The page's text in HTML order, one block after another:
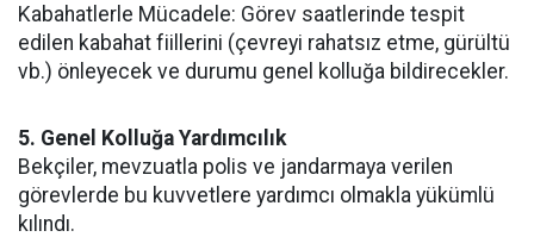
Kabahatlerle Mücadele: Görev saatlerinde tespit
edilen kabahat fiillerini (çevreyi rahatsız etme, gürültü
vb.) önleyecek ve durumu genel kolluğa bildirecekler.
5. Genel Kolluğa Yardımcılık
Bekçiler, mevzuatla polis ve jandarmaya verilen
görevlerde bu kuvvetlere yardımcı olmakla yükümlü
kılındı.